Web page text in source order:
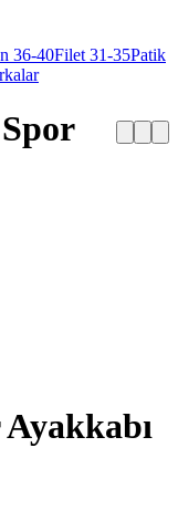
36-40Filet 31-35Patik